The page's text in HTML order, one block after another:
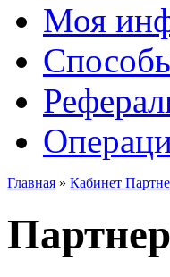
Моя
Главная » Кабинет